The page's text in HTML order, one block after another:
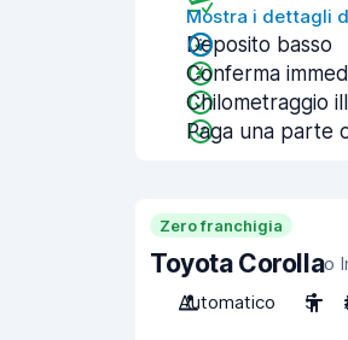
Mostra i dettagli
Deposito basso
Conferma
Chilometraggio
Paga una parte
Zero franchigia
Toyota Corollao
Automatico
5